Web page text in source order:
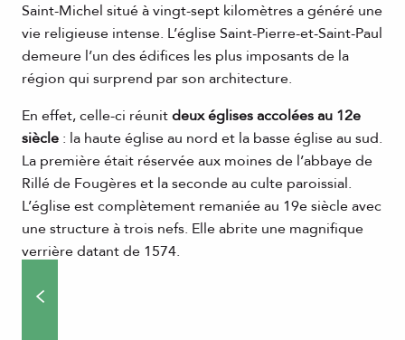
Saint-Michel situé à vingt-sept kilomètres a généré une
vie religieuse intense. L’église Saint-Pierre-et-Saint-Paul
demeure l’un des édifices les plus imposants de la
région qui surprend par son architecture.
En effet, celle-ci réunitdeux églises accolées au 12e
siècle : la haute église au nord et la basse église au sud.
La première était réservée aux moines de l’abbaye de
Rillé de Fougères et la seconde au culte paroissial.
L’église est complètement remaniée au 19e siècle avec
une structure à trois nefs. Elle abrite une magnifique
verrière datant de 1574.